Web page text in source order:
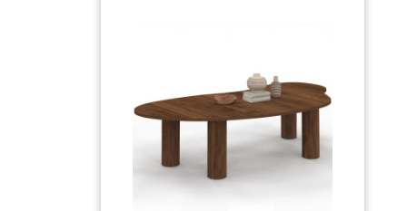
qualité et de cadre
métallique assure une
structure solide et
donne à la table basse
une grande stabilité, ce
qui protège contre le
basculement.